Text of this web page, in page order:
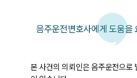
음주운전변호사에게 도움을
본 사건의 의뢰인은 음주운전으로